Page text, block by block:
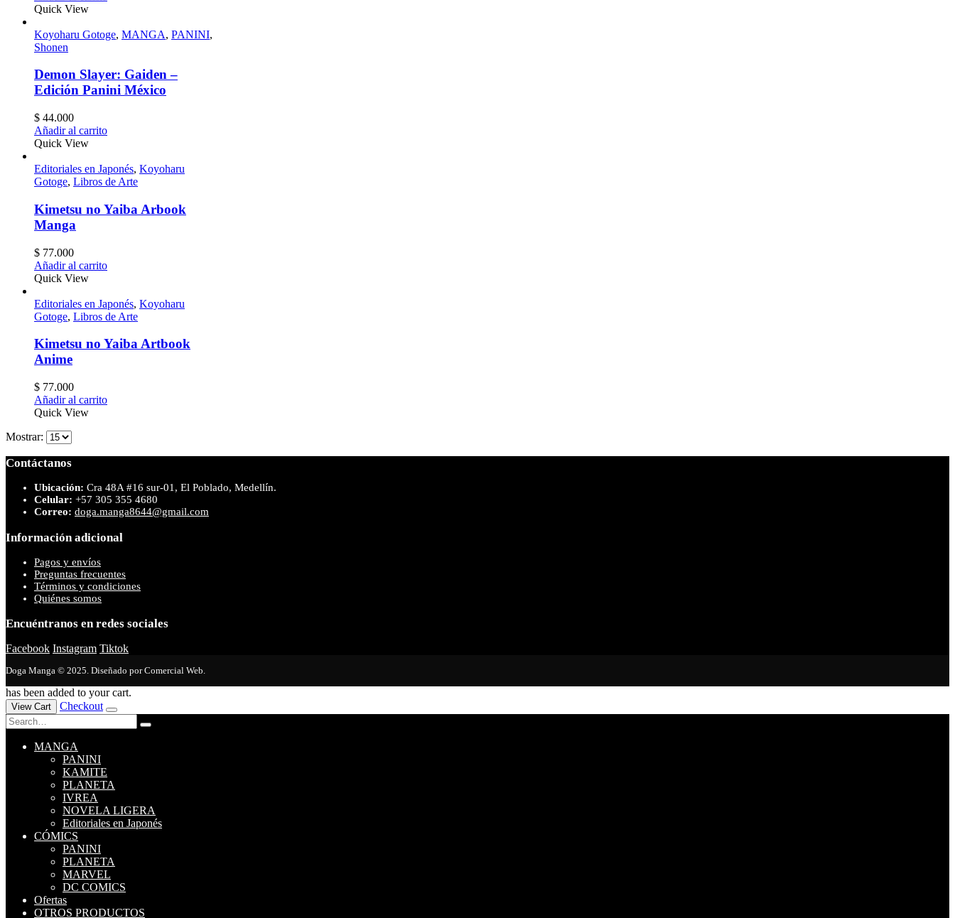
Quick View
Koyoharu Gotoge, MANGA, PANINI,
Shonen
Demon Slayer: Gaiden –
Edición Panini México
$ 44.000
Añadir al carrito
Quick View
Editoriales en Japonés, Koyoharu
Gotoge, Libros de Arte
Kimetsu no Yaiba Arbook
Manga
$ 77.000
Añadir al carrito
Quick View
Editoriales en Japonés, Koyoharu
Gotoge, Libros de Arte
Kimetsu no Yaiba Artbook
Anime
$ 77.000
Añadir al carrito
Quick View
Mostrar:
Contáctanos
Ubicación: Cra 48A #16 sur-01, El Poblado, Medellín.
Celular: +57 305 355 4680
Correo: doga.manga8644@gmail.com
Información adicional
Pagos y envíos
Preguntas frecuentes
Términos y condiciones
Quiénes somos
Encuéntranos en redes sociales
Facebook Instagram Tiktok
Doga Manga © 2025. Diseñado por Comercial Web.
has been added to your cart.
View Cart Checkout
MANGA
PANINI
KAMITE
PLANETA
IVREA
NOVELA LIGERA
Editoriales en Japonés
CÓMICS
PANINI
PLANETA
MARVEL
DC COMICS
Ofertas
OTROS PRODUCTOS